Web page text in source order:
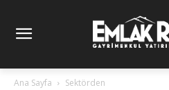
Ana Sayfa Sektörden